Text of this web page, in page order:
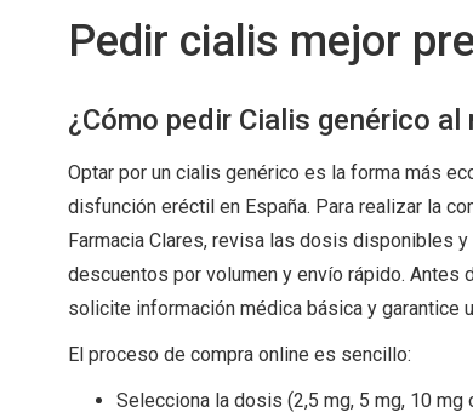
Pedir cialis mejor
¿Cómo pedir Cialis genérico al
Optar por un cialis genérico es la forma más
disfunción eréctil en España. Para realizar la
Farmacia Clares, revisa las dosis disponibles
descuentos por volumen y envío rápido. Antes
solicite información médica básica y garantice
El proceso de compra online es sencillo:
Selecciona la dosis (2,5 mg, 5 mg, 10 mg